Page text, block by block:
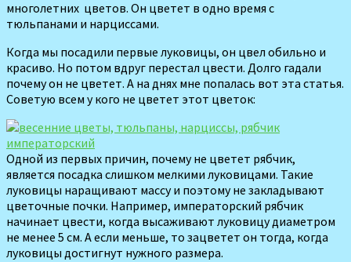
многолетних цветов. Он цветет в одно время с
тюльпанами и нарциссами.
Когда мы посадили первые луковицы, он цвел обильно и
красиво. Но потом вдруг перестал цвести. Долго гадали
почему он не цветет. А на днях мне попалась вот эта статья.
Советую всем у кого не цветет этот цветок:
Одной из первых причин, по­чему не цветет рябчик,
является посадка слишком мелкими лу­ковицами. Такие
луковицы на­ращивают массу и поэтому не закладывают
цветочные почки. Например, императорский ряб­чик
начинает цвести, когда вы­саживают луковицу диаметром
не менее 5 см. А если меньше, то зацветет он тогда, когда
лу­ковицы достигнут нужного раз­мера.